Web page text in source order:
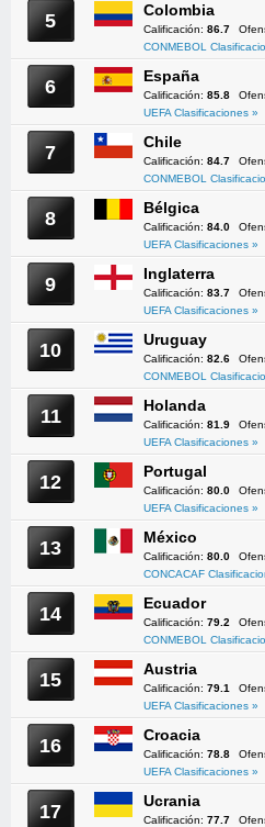
5 Colombia
Calificación: 86.7
CONMEBOL
6 España
Calificación: 85.8
UEFA Clasificaciones »
7 Chile
Calificación: 84.7
CONMEBOL
8 Bélgica
Calificación: 84.0
UEFA Clasificaciones »
9 Inglaterra
Calificación: 83.7
UEFA Clasificaciones »
10 Uruguay
Calificación: 82.6
CONMEBOL
11 Holanda
Calificación: 81.9
UEFA Clasificaciones »
12 Portugal
Calificación: 80.0
UEFA Clasificaciones »
13 México
Calificación: 80.0
CONCACAF
14 Ecuador
Calificación: 79.2
CONMEBOL
15 Austria
Calificación: 79.1
UEFA Clasificaciones »
16 Croacia
Calificación: 78.8
UEFA Clasificaciones »
17 Ucrania
Calificación: 77.7